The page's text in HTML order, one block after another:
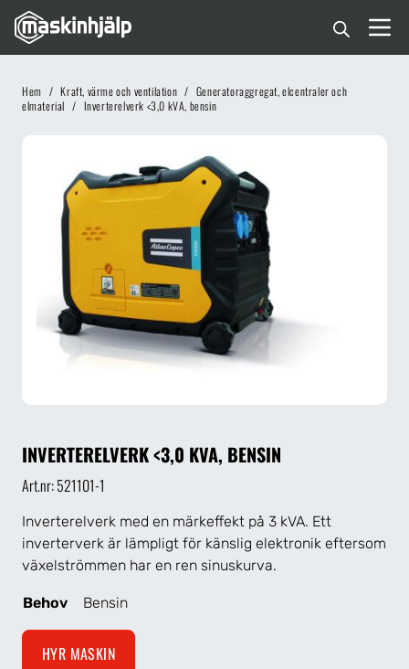
Hem / Kraft, värme och ventilation / Generatoraggregat, elcentraler och
elmaterial / Inverterelverk <3,0 kVA, bensin
INVERTERELVERK <3,0 KVA, BENSIN
Art.nr: 521101-1
Inverterelverk med en märkeffekt på 3 kVA. Ett
inverterverk är lämpligt för känslig elektronik eftersom
växelströmmen har en ren sinuskurva.
Behov Bensin
HYR MASKIN